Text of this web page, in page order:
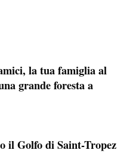
la tua famiglia al
grande foresta a
il Golfo di Saint-Tropez